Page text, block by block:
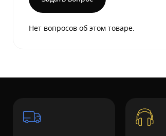
Нет вопросов об этом товаре.